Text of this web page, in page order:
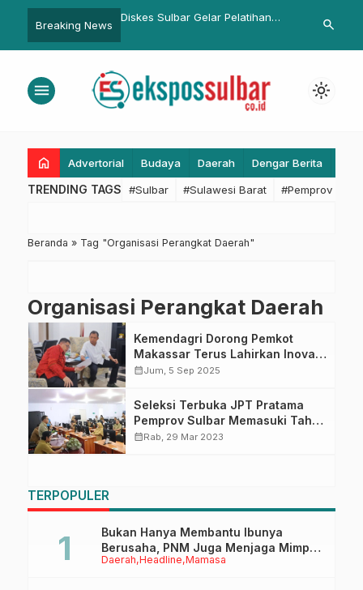
Breaking News
Program Prioritas
Diskes Sulbar Gelar Pelatihan
Dorong Sanitasi Sehat untuk
Bey
Bandung
search
menu light_mode
home Advertorial Budaya Daerah Dengar Berita
TRENDING TAGS #Sulbar #Sulawesi Barat #Pemprov
Beranda » Tag "Organisasi Perangkat Daerah"
Organisasi Perangkat Daerah
Kemendagri Dorong Pemkot
Makassar Terus Lahirkan Inovasi
Bermanfaat bagi Masyarakat
calendar_monthJum, 5 Sep 2025
Seleksi Terbuka JPT Pratama
Pemprov Sulbar Memasuki Tahap
Penulisan Makalah
calendar_monthRab, 29 Mar 2023
TERPOPULER
Daerah Headline Mamasa
Bukan Hanya Membantu Ibunya
Berusaha, PNM Juga Menjaga Mimpi
Anaknya Untuk Menggapai Cita-Cita